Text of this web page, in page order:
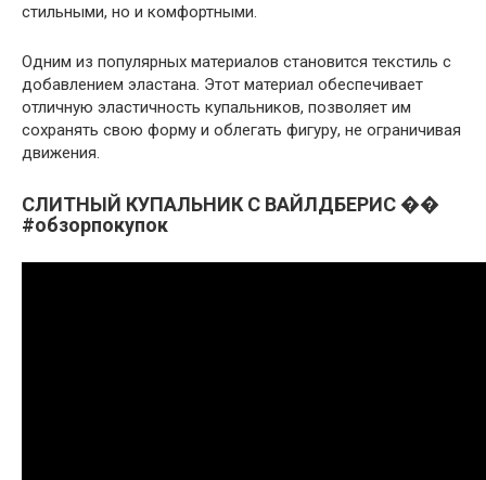
стильными, но и комфортными.
Одним из популярных материалов становится текстиль с
добавлением эластана. Этот материал обеспечивает
отличную эластичность купальников, позволяет им
сохранять свою форму и облегать фигуру, не ограничивая
движения.
СЛИТНЫЙ КУПАЛЬНИК С ВАЙЛДБЕРИС ��
#обзорпокупок